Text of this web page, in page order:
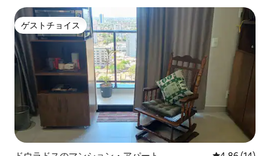
ゲストチョイス
ゲストチョイス